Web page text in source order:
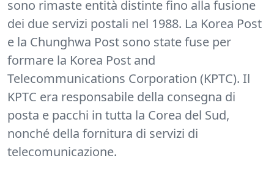
sono rimaste entità distinte fino alla fusione
dei due servizi postali nel 1988. La Korea Post
e la Chunghwa Post sono state fuse per
formare la Korea Post and
Telecommunications Corporation (KPTC). Il
KPTC era responsabile della consegna di
posta e pacchi in tutta la Corea del Sud,
nonché della fornitura di servizi di
telecomunicazione.